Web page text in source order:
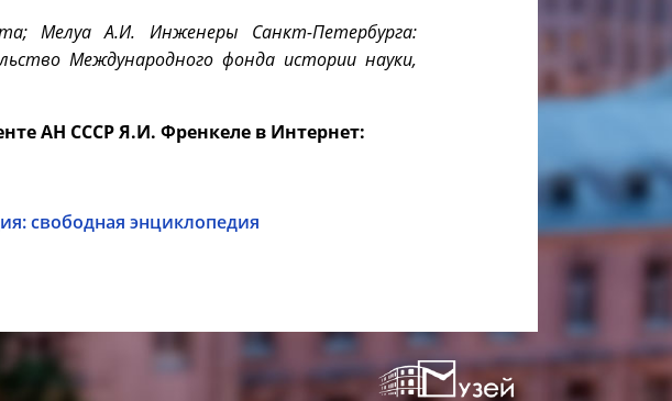
Мелуа А.И. Инженеры Санкт-Петербурга:
Международного фонда истории науки,
АН СССР Я.И. Френкеле в Интернет:
свободная энциклопедия